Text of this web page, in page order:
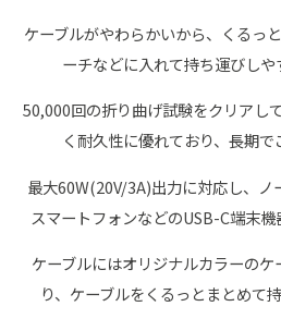
ケーブルがやわらかいから、くるっ
ーチなどに入れて持ち運びしや
50,000回の折り曲げ試験をクリアし
く耐久性に優れており、長期で
最大60W(20V/3A)出力に対応し、ノ
スマートフォンなどのUSB-C端末機
ケーブルにはオリジナルカラーの
り、ケーブルをくるっとまとめて